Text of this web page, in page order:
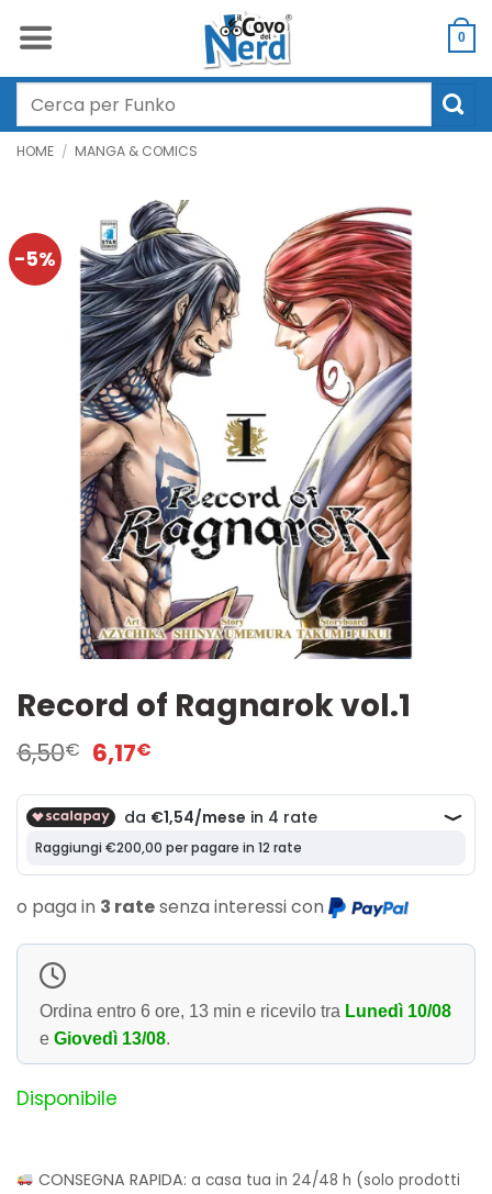
0
Cerca:
HOME / MANGA & COMICS
-5%
Record of Ragnarok vol.1
6,50€ Il
prezzo
originale
era:
6,50€.
6,17€
attuale
è:
6,17€.
o paga in 3 ratesenza interessi con
Ordina entro 6 ore, 13 min e ricevilo tra Lunedì 10/08
e Giovedì 13/08.
Disponibile
CONSEGNA RAPIDA:a casa tua in 24/48 h (solo prodotti